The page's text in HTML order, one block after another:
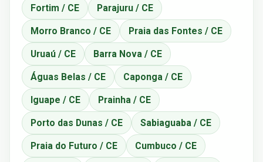
Fortim / CE Parajuru / CE
Morro Branco / CE Praia das Fontes / CE
Uruaú / CE Barra Nova / CE
Águas Belas / CE Caponga / CE
Iguape / CE Prainha / CE
Porto das Dunas / CE Sabiaguaba / CE
Praia do Futuro / CE Cumbuco / CE